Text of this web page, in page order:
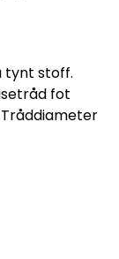
tynt stoff.
fot